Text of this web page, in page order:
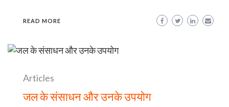
READ MORE
Articles
जल के संसाधन और उनके उपयोग